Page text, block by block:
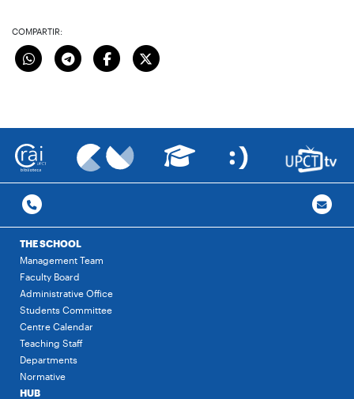
COMPARTIR:
THE SCHOOL
Management Team
Faculty Board
Administrative Office
Students Committee
Centre Calendar
Teaching Staff
Departments
Normative
HUB